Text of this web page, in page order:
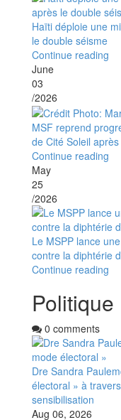
Haïti déploie une
le double séisme
Continue reading
June
03
/2026
MSF reprend
de Cité Soleil
Continue reading
May
25
/2026
Le MSPP lance
contre la diphtérie
Continue reading
Politique
0 comments
Dre Sandra
électoral » à
sensibilisation
Aug 06, 2026